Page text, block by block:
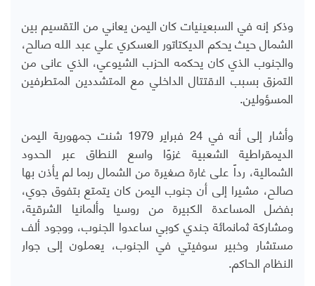
وذكر إنه في السبعينيات كان اليمن يعاني من التقسيم بين
الشمال حيث يحكم الديكتاتور العسكري علي عبد الله صالح،
والجنوب الذي كان يحكمه الحزب الشيوعي، الذي عانى من
التمزق بسبب الاقتتال الداخلي مع المتشددين المتطرفين
المسؤولين.
وأشار إلى أنه في 24 فبراير 1979 شنت جمهورية اليمن
الديمقراطية الشعبية غزوًا واسع النطاق عبر الحدود
الشمالية، رداً على غارة صغيرة من الشمال ربما لم يأذن بها
صالح، مشيرا إلى أن جنوب اليمن كان يتمتع بتفوق جوي،
بفضل المساعدة الكبيرة من روسيا وألمانيا الشرقية،
ومشاركة ثمانمائة جندي كوبي ساعدوا الجنوب، ووجود ألف
مستشار وخبير سوفيتي في الجنوب، يعملون إلى جوار
النظام الحاكم.